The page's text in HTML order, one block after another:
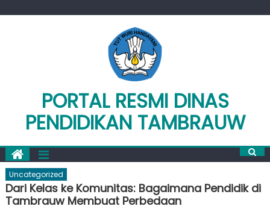
PORTAL RESMI DINAS
PENDIDIKAN TAMBRAUW
Uncategorized
Dari Kelas ke Komunitas: Bagaimana Pendidik di
Tambrauw Membuat Perbedaan